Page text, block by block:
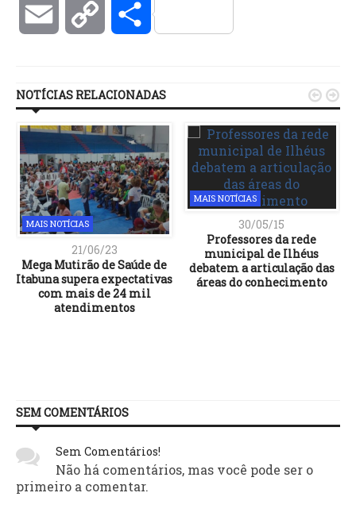
Email Copy Compartilhar
NOTÍCIAS RELACIONADAS
MAIS NOTÍCIAS
21/06/23
Mega Mutirão de Saúde de
Itabuna supera expectativas
com mais de 24 mil
atendimentos
MAIS NOTÍCIAS
30/05/15
Professores da rede
municipal de Ilhéus
debatem a articulação das
áreas do conhecimento
 
SEM COMENTÁRIOS
Sem Comentários!
Não há comentários, mas você pode ser o
primeiro a comentar.